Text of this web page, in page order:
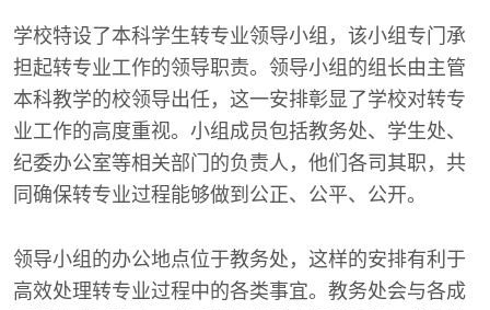
学校特设了本科学生转专业领导小组，该小组专门承
担起转专业工作的领导职责。领导小组的组长由主管
本科教学的校领导出任，这一安排彰显了学校对转专
业工作的高度重视。小组成员包括教务处、学生处、
纪委办公室等相关部门的负责人，他们各司其职，共
同确保转专业过程能够做到公正、公平、公开。
领导小组的办公地点位于教务处，这样的安排有利于
高效处理转专业过程中的各类事宜。教务处会与各成